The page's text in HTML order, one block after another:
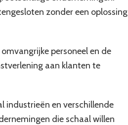
zonder een oplossing
personeel en de
aan klanten te
industrieën en verschillende
die schaal willen